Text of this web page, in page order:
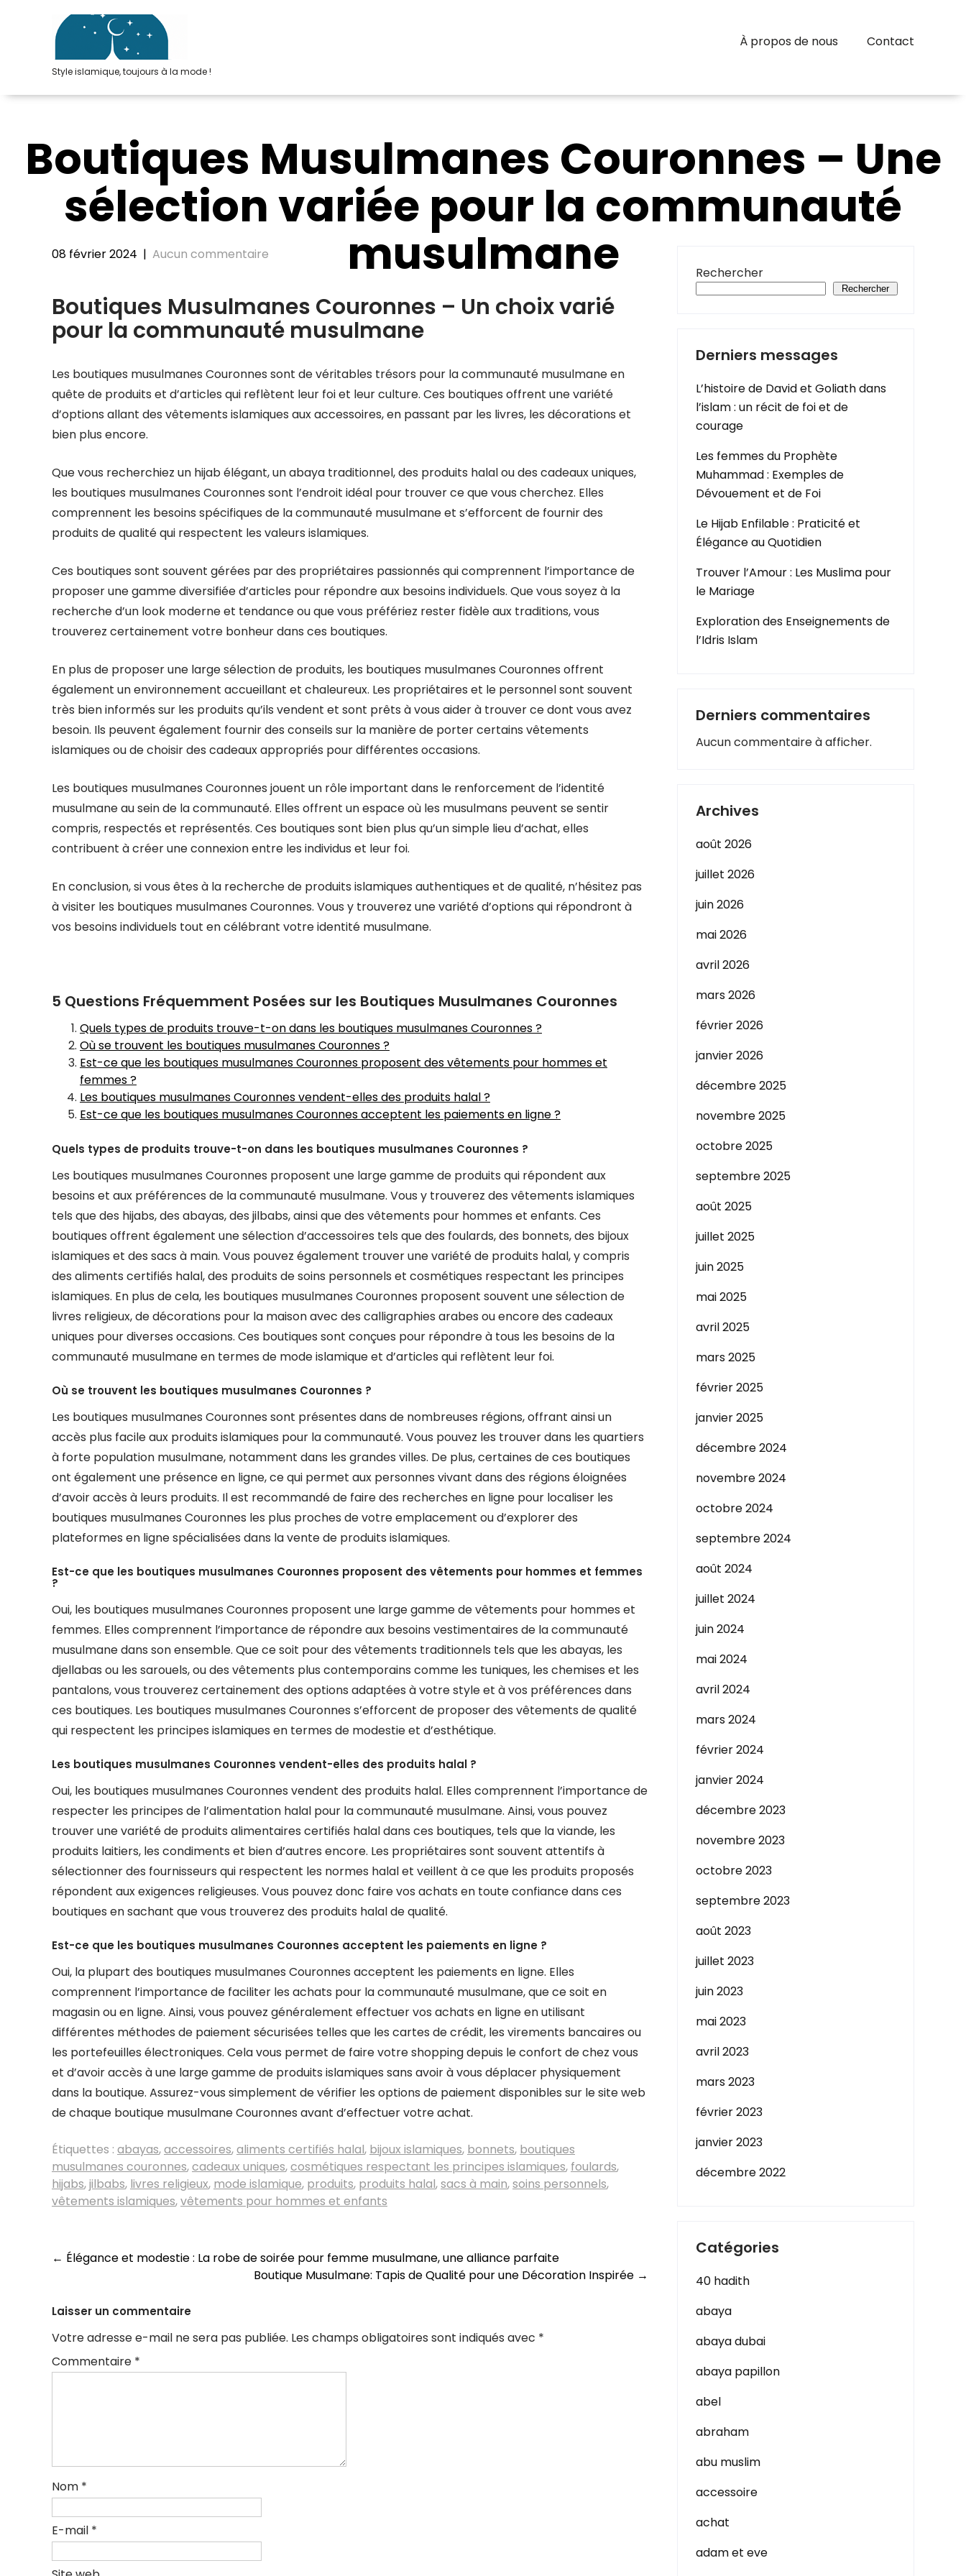
Style islamique, toujours à la mode !
À propos de nous Contact
Boutiques Musulmanes Couronnes – Une
sélection variée pour la communauté
musulmane
08 février 2024 | Aucun commentaire
Boutiques Musulmanes Couronnes – Un choix varié
pour la communauté musulmane
Les boutiques musulmanes Couronnes sont de véritables trésors pour la communauté musulmane en
quête de produits et d’articles qui reflètent leur foi et leur culture. Ces boutiques offrent une variété
d’options allant des vêtements islamiques aux accessoires, en passant par les livres, les décorations et
bien plus encore.
Que vous recherchiez un hijab élégant, un abaya traditionnel, des produits halal ou des cadeaux uniques,
les boutiques musulmanes Couronnes sont l’endroit idéal pour trouver ce que vous cherchez. Elles
comprennent les besoins spécifiques de la communauté musulmane et s’efforcent de fournir des
produits de qualité qui respectent les valeurs islamiques.
Ces boutiques sont souvent gérées par des propriétaires passionnés qui comprennent l’importance de
proposer une gamme diversifiée d’articles pour répondre aux besoins individuels. Que vous soyez à la
recherche d’un look moderne et tendance ou que vous préfériez rester fidèle aux traditions, vous
trouverez certainement votre bonheur dans ces boutiques.
En plus de proposer une large sélection de produits, les boutiques musulmanes Couronnes offrent
également un environnement accueillant et chaleureux. Les propriétaires et le personnel sont souvent
très bien informés sur les produits qu’ils vendent et sont prêts à vous aider à trouver ce dont vous avez
besoin. Ils peuvent également fournir des conseils sur la manière de porter certains vêtements
islamiques ou de choisir des cadeaux appropriés pour différentes occasions.
Les boutiques musulmanes Couronnes jouent un rôle important dans le renforcement de l’identité
musulmane au sein de la communauté. Elles offrent un espace où les musulmans peuvent se sentir
compris, respectés et représentés. Ces boutiques sont bien plus qu’un simple lieu d’achat, elles
contribuent à créer une connexion entre les individus et leur foi.
En conclusion, si vous êtes à la recherche de produits islamiques authentiques et de qualité, n’hésitez pas
à visiter les boutiques musulmanes Couronnes. Vous y trouverez une variété d’options qui répondront à
vos besoins individuels tout en célébrant votre identité musulmane.
5 Questions Fréquemment Posées sur les Boutiques Musulmanes Couronnes
Quels types de produits trouve-t-on dans les boutiques musulmanes Couronnes ?
Où se trouvent les boutiques musulmanes Couronnes ?
Est-ce que les boutiques musulmanes Couronnes proposent des vêtements pour hommes et
femmes ?
Les boutiques musulmanes Couronnes vendent-elles des produits halal ?
Est-ce que les boutiques musulmanes Couronnes acceptent les paiements en ligne ?
Quels types de produits trouve-t-on dans les boutiques musulmanes Couronnes ?
Les boutiques musulmanes Couronnes proposent une large gamme de produits qui répondent aux
besoins et aux préférences de la communauté musulmane. Vous y trouverez des vêtements islamiques
tels que des hijabs, des abayas, des jilbabs, ainsi que des vêtements pour hommes et enfants. Ces
boutiques offrent également une sélection d’accessoires tels que des foulards, des bonnets, des bijoux
islamiques et des sacs à main. Vous pouvez également trouver une variété de produits halal, y compris
des aliments certifiés halal, des produits de soins personnels et cosmétiques respectant les principes
islamiques. En plus de cela, les boutiques musulmanes Couronnes proposent souvent une sélection de
livres religieux, de décorations pour la maison avec des calligraphies arabes ou encore des cadeaux
uniques pour diverses occasions. Ces boutiques sont conçues pour répondre à tous les besoins de la
communauté musulmane en termes de mode islamique et d’articles qui reflètent leur foi.
Où se trouvent les boutiques musulmanes Couronnes ?
Les boutiques musulmanes Couronnes sont présentes dans de nombreuses régions, offrant ainsi un
accès plus facile aux produits islamiques pour la communauté. Vous pouvez les trouver dans les quartiers
à forte population musulmane, notamment dans les grandes villes. De plus, certaines de ces boutiques
ont également une présence en ligne, ce qui permet aux personnes vivant dans des régions éloignées
d’avoir accès à leurs produits. Il est recommandé de faire des recherches en ligne pour localiser les
boutiques musulmanes Couronnes les plus proches de votre emplacement ou d’explorer des
plateformes en ligne spécialisées dans la vente de produits islamiques.
Est-ce que les boutiques musulmanes Couronnes proposent des vêtements pour hommes et femmes
?
Oui, les boutiques musulmanes Couronnes proposent une large gamme de vêtements pour hommes et
femmes. Elles comprennent l’importance de répondre aux besoins vestimentaires de la communauté
musulmane dans son ensemble. Que ce soit pour des vêtements traditionnels tels que les abayas, les
djellabas ou les sarouels, ou des vêtements plus contemporains comme les tuniques, les chemises et les
pantalons, vous trouverez certainement des options adaptées à votre style et à vos préférences dans
ces boutiques. Les boutiques musulmanes Couronnes s’efforcent de proposer des vêtements de qualité
qui respectent les principes islamiques en termes de modestie et d’esthétique.
Les boutiques musulmanes Couronnes vendent-elles des produits halal ?
Oui, les boutiques musulmanes Couronnes vendent des produits halal. Elles comprennent l’importance de
respecter les principes de l’alimentation halal pour la communauté musulmane. Ainsi, vous pouvez
trouver une variété de produits alimentaires certifiés halal dans ces boutiques, tels que la viande, les
produits laitiers, les condiments et bien d’autres encore. Les propriétaires sont souvent attentifs à
sélectionner des fournisseurs qui respectent les normes halal et veillent à ce que les produits proposés
répondent aux exigences religieuses. Vous pouvez donc faire vos achats en toute confiance dans ces
boutiques en sachant que vous trouverez des produits halal de qualité.
Est-ce que les boutiques musulmanes Couronnes acceptent les paiements en ligne ?
Oui, la plupart des boutiques musulmanes Couronnes acceptent les paiements en ligne. Elles
comprennent l’importance de faciliter les achats pour la communauté musulmane, que ce soit en
magasin ou en ligne. Ainsi, vous pouvez généralement effectuer vos achats en ligne en utilisant
différentes méthodes de paiement sécurisées telles que les cartes de crédit, les virements bancaires ou
les portefeuilles électroniques. Cela vous permet de faire votre shopping depuis le confort de chez vous
et d’avoir accès à une large gamme de produits islamiques sans avoir à vous déplacer physiquement
dans la boutique. Assurez-vous simplement de vérifier les options de paiement disponibles sur le site web
de chaque boutique musulmane Couronnes avant d’effectuer votre achat.
Étiquettes : abayas,accessoires,aliments certifiés halal, bijoux islamiques, bonnets, boutiques
musulmanes couronnes,cadeaux uniques,cosmétiques respectant les principes islamiques, foulards,
hijabs,jilbabs, livres religieux, mode islamique, produits, produits halal,sacs à main,soins personnels,
vêtements islamiques,vêtements pour hommes et enfants
Navigation
articles
← Élégance et modestie : La robe de soirée pour femme musulmane, une alliance parfaite
Boutique Musulmane: Tapis de Qualité pour une Décoration Inspirée →
Laisser un commentaire
Votre adresse e-mail ne sera pas publiée. Les champs obligatoires sont indiqués avec *
Commentaire *
Nom *
E-mail *
Rechercher
Rechercher
Derniers messages
L’histoire de David et Goliath dans
l’islam : un récit de foi et de
courage
Les femmes du Prophète
Muhammad : Exemples de
Dévouement et de Foi
Le Hijab Enfilable : Praticité et
Élégance au Quotidien
Trouver l’Amour : Les Muslima pour
le Mariage
Exploration des Enseignements de
l’Idris Islam
Derniers commentaires
Aucun commentaire à afficher.
Archives
août 2026
juillet 2026
juin 2026
mai 2026
avril 2026
mars 2026
février 2026
janvier 2026
décembre 2025
novembre 2025
octobre 2025
septembre 2025
août 2025
juillet 2025
juin 2025
mai 2025
avril 2025
mars 2025
février 2025
janvier 2025
décembre 2024
novembre 2024
octobre 2024
septembre 2024
août 2024
juillet 2024
juin 2024
mai 2024
avril 2024
mars 2024
février 2024
janvier 2024
décembre 2023
novembre 2023
octobre 2023
septembre 2023
août 2023
juillet 2023
juin 2023
mai 2023
avril 2023
mars 2023
février 2023
janvier 2023
décembre 2022
Catégories
40 hadith
abaya
abaya dubai
abaya papillon
abel
abraham
abu muslim
accessoire
achat
adam et eve